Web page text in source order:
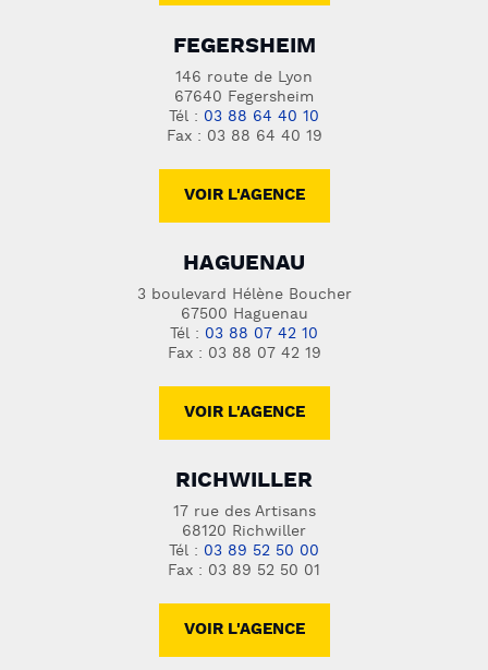
FEGERSHEIM
146 route de Lyon
67640 Fegersheim
Tél : 03 88 64 40 10
Fax : 03 88 64 40 19
VOIR L'AGENCE
HAGUENAU
3 boulevard Hélène Boucher
67500 Haguenau
Tél : 03 88 07 42 10
Fax : 03 88 07 42 19
VOIR L'AGENCE
RICHWILLER
17 rue des Artisans
68120 Richwiller
Tél : 03 89 52 50 00
Fax : 03 89 52 50 01
VOIR L'AGENCE